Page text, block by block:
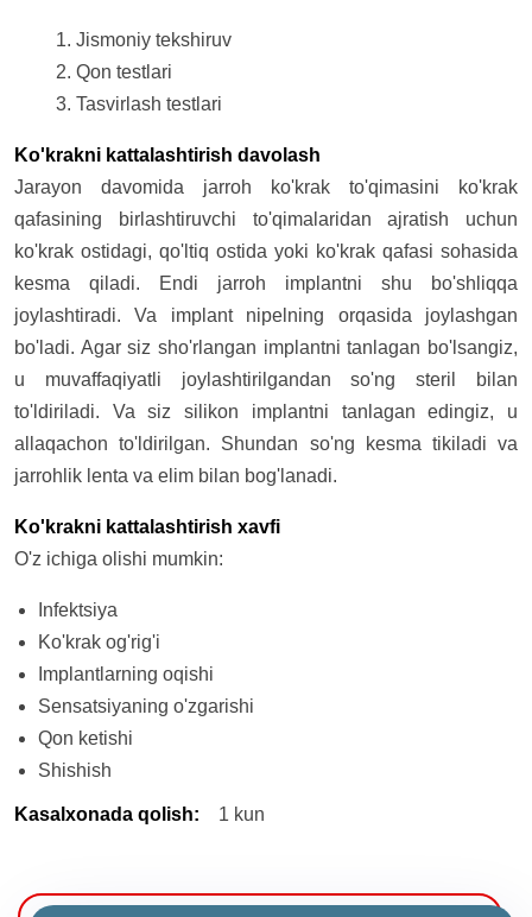
Jismoniy tekshiruv
Qon testlari
Tasvirlash testlari
Ko'krakni kattalashtirish davolash
Jarayon davomida jarroh ko'krak to'qimasini ko'krak
qafasining birlashtiruvchi to'qimalaridan ajratish uchun
ko'krak ostidagi, qo'ltiq ostida yoki ko'krak qafasi sohasida
kesma qiladi. Endi jarroh implantni shu bo'shliqqa
joylashtiradi. Va implant nipelning orqasida joylashgan
bo'ladi. Agar siz sho'rlangan implantni tanlagan bo'lsangiz,
u muvaffaqiyatli joylashtirilgandan so'ng steril bilan
to'ldiriladi. Va siz silikon implantni tanlagan edingiz, u
allaqachon to'ldirilgan. Shundan so'ng kesma tikiladi va
jarrohlik lenta va elim bilan bog'lanadi.
Ko'krakni kattalashtirish xavfi
O'z ichiga olishi mumkin:
Infektsiya
Ko'krak og'rig'i
Implantlarning oqishi
Sensatsiyaning o'zgarishi
Qon ketishi
Shishish
Kasalxonada qolish: 1 kun